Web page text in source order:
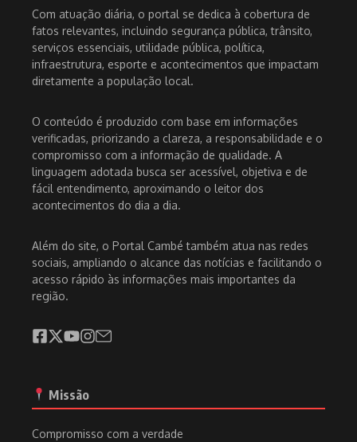
Com atuação diária, o portal se dedica à cobertura de
fatos relevantes, incluindo segurança pública, trânsito,
serviços essenciais, utilidade pública, política,
infraestrutura, esporte e acontecimentos que impactam
diretamente a população local.
O conteúdo é produzido com base em informações
verificadas, priorizando a clareza, a responsabilidade e o
compromisso com a informação de qualidade. A
linguagem adotada busca ser acessível, objetiva e de
fácil entendimento, aproximando o leitor dos
acontecimentos do dia a dia.
Além do site, o Portal Cambé também atua nas redes
sociais, ampliando o alcance das notícias e facilitando o
acesso rápido às informações mais importantes da
região.
Missão
Compromisso com a verdade